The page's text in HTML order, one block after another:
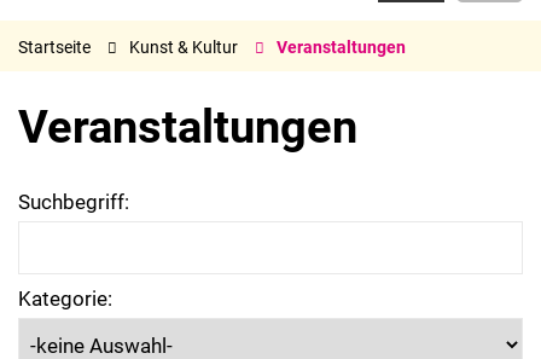
Startseite Kunst & Kultur Veranstaltungen
Veranstaltungen
Suchbegriff:
Kategorie: